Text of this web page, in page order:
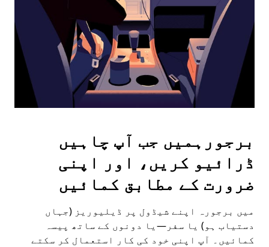
the
calendar.
برجورہمیں جب آپ چاہیں
ڈرائیو کریں، اور اپنی
ضرورت کے مطابق کمائیں
میں برجورہ اپنے شیڈول پر ڈیلیوریز (جہاں
دستیاب ہو) یا سفر—یا دونوں کے ساتھ پیسہ
کمائیں۔ آپ اپنی خود کی کار استعمال کر سکتے